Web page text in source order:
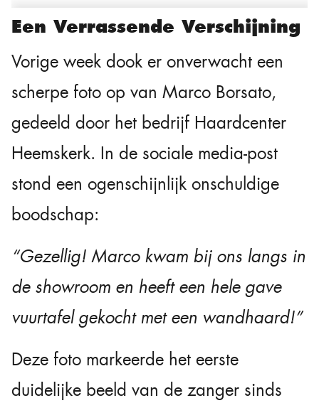
Een Verrassende Verschijning
Vorige week dook er onverwacht een
scherpe foto op van Marco Borsato,
gedeeld door het bedrijf Haardcenter
Heemskerk. In de sociale media-post
stond een ogenschijnlijk onschuldige
boodschap:
“Gezellig! Marco kwam bij ons langs in
de showroom en heeft een hele gave
vuurtafel gekocht met een wandhaard!”
Deze foto markeerde het eerste
duidelijke beeld van de zanger sinds